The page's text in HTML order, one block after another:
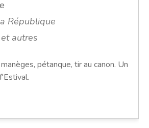
République
autres
pétanque, tir au canon. Un